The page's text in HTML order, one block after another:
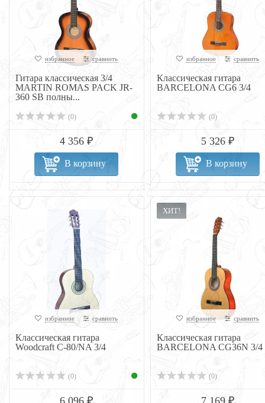
избранное сравнить
Гитара классическая 3/4
MARTIN ROMAS PACK JR-
360 SB полны...
(0)
4 356 ₽
В корзину
избранное сравнить
Классическая гитара
BARCELONA CG6 3/4
(0)
5 326 ₽
В корзину
избранное сравнить
Классическая гитара
Woodcraft C-80/NA 3/4
(0)
6 096 ₽
ХИТ!
избранное сравнить
Классическая гитара
BARCELONA CG36N 3/4
(0)
7 169 ₽